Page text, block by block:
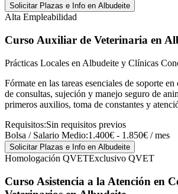
Solicitar Plazas e Info en Albudeite
Alta Empleabilidad
Curso Auxiliar de Veterinaria en
Prácticas Locales en Albudeite y Clínicas
Fórmate en las tareas esenciales de soporte
de consultas, sujeción y manejo seguro de
primeros auxilios, toma de constantes y
Requisitos:Sin requisitos previos
Bolsa / Salario Medio:1.400€ - 1.850€ / mes
Solicitar Plazas e Info en Albudeite
Homologación QVETExclusivo QVET
Curso Asistencia a la Atención en